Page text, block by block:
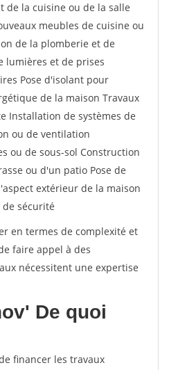
de la cuisine ou de la salle
meubles de cuisine ou
de la plomberie et de
lumières et de prises
Pose d'isolant pour
de la maison Travaux
Installation de systèmes de
ou de ventilation
ou de sous-sol Construction
ou d'un patio Pose de
extérieur de la maison
sécurité
en termes de complexité et
faire appel à des
nécessitent une expertise
De quoi
financer les travaux